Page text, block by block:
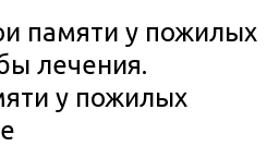
памяти у пожилых
лечения.
у пожилых